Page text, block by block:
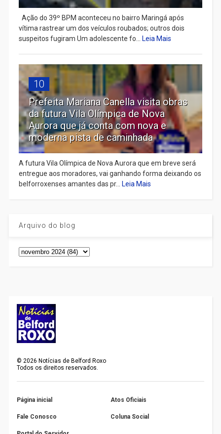
Ação do 39º BPM aconteceu no bairro Maringá após
vítima rastrear um dos veículos roubados; outros dois
suspeitos fugiram Um adolescente fo... Leia Mais
10
Prefeita Mariana Canella visita obras
da futura Vila Olímpica de Nova
Aurora que já conta com nova e
moderna pista de caminhada
A futura Vila Olímpica de Nova Aurora que em breve será
entregue aos moradores, vai ganhando forma deixando os
belforroxenses amantes das pr... Leia Mais
Arquivo do blog
©2026 Notícias de Belford Roxo
Todos os direitos reservados.
Página inicial Atos Oficiais
Fale Conosco Coluna Social